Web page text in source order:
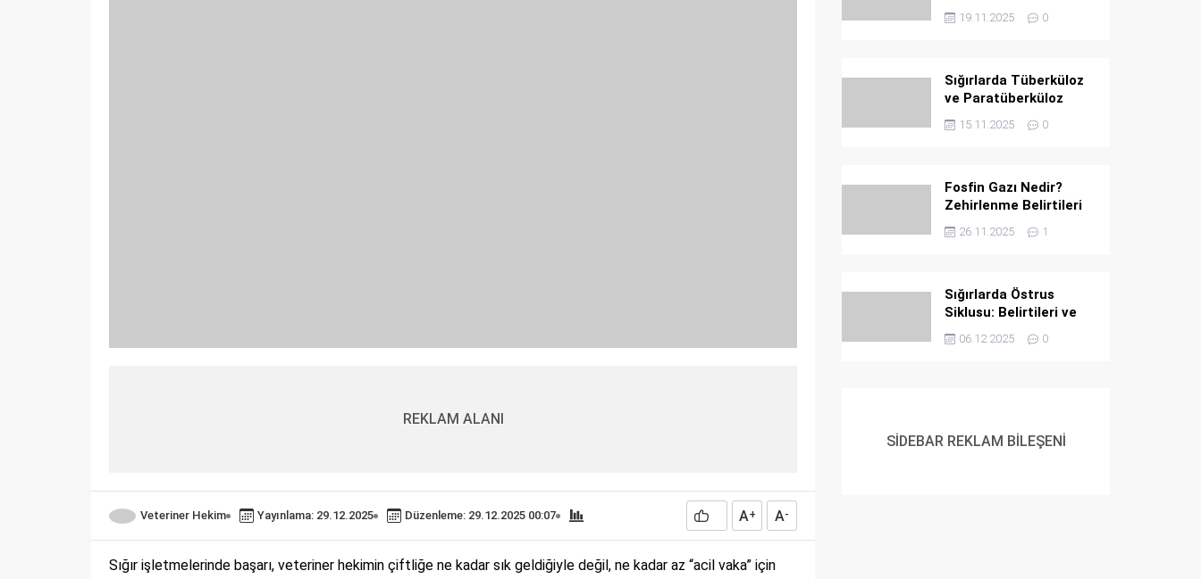
REKLAM ALANI
Veteriner Hekim Yayınlama: 29.12.2025 Düzenleme: 29.12.2025 00:07 A+ A-
Sığır işletmelerinde başarı, veteriner hekimin çiftliğe ne kadar sık geldiğiyle değil, ne kadar az “acil vaka” için
Cattle)
19.11.2025 0
Sığırlarda Tüberküloz
ve Paratüberküloz
15.11.2025 0
Fosfin Gazı Nedir?
Zehirlenme Belirtileri
26.11.2025 1
Sığırlarda Östrus
Siklusu: Belirtileri ve
İdeal Tohumlama
Zamanı
06.12.2025 0
SİDEBAR REKLAM BİLEŞENİ